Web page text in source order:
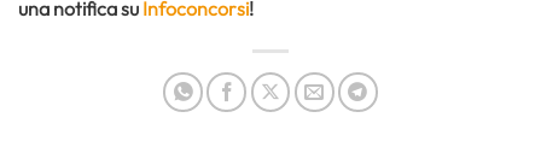
una notifica su Infoconcorsi!